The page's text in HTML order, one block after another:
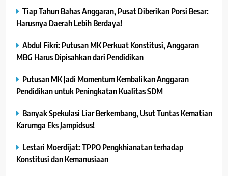
Tiap Tahun Bahas Anggaran, Pusat Diberikan Porsi Besar:
Harusnya Daerah Lebih Berdaya!
Abdul Fikri: Putusan MK Perkuat Konstitusi, Anggaran
MBG Harus Dipisahkan dari Pendidikan
Putusan MK Jadi Momentum Kembalikan Anggaran
Pendidikan untuk Peningkatan Kualitas SDM
Banyak Spekulasi Liar Berkembang, Usut Tuntas Kematian
Karumga Eks Jampidsus!
Lestari Moerdijat: TPPO Pengkhianatan terhadap
Konstitusi dan Kemanusiaan